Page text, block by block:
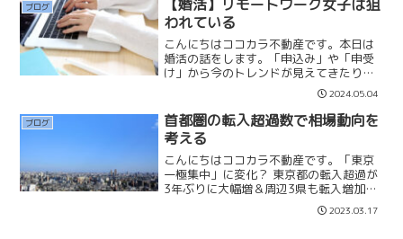
ブログ
【婚活】リモートワーク女子は狙
われている
こんにちはココカラ不動産です。本日は
婚活の話をします。「申込み」や「申受
け」から今のトレンドが見えてきたりし
ます。「リモートワーク女子は狙われて
いる」私はこのように感じています。共
家事、共働きが当たり前の時代になり、
婚活男性からしたら共働き...
2024.05.04
ブログ
首都圏の転入超過数で相場動向を
考える
こんにちはココカラ不動産です。「東京
一極集中」に変化？ 東京都の転入超過が
3年ぶりに大幅増＆周辺3県も転入増加
【ARUHIマガジン2023年3月15日】
ARUHIマガジンで興味深い記事がありま
2023.03.17